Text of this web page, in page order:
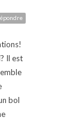
Il est
bol